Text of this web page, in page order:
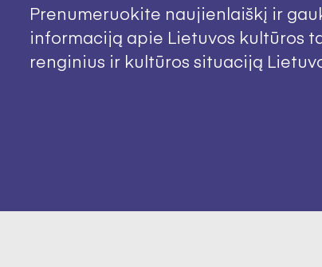
Prenumeruokite naujienlaiškį ir
informaciją apie Lietuvos kultūros
renginius ir kultūros situaciją